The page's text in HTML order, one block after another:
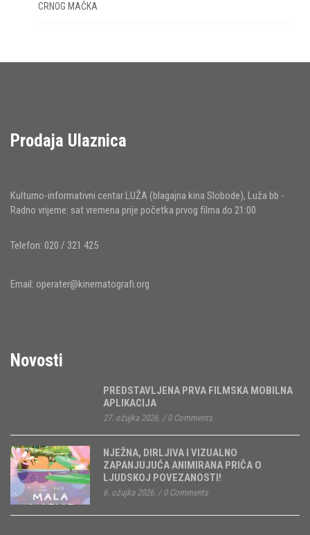
CRNOG MAČKA
Prodaja Ulaznica
Kulturno-informativni centar LUŽA (blagajna kina Slobode), Luža bb -
Radno vrijeme: sat vremena prije početka prvog filma do 21:00
Telefon: 020 / 321 425
Email: operater@kinematografi.org
Novosti
PREDSTAVLJENA PRVA FILMSKA MOBILNA
APLIKACIJA
27. ožujka 2026. / 0 Comments
NJEŽNA, DIRLJIVA I VIZUALNO
ZAPANJUJUĆA ANIMIRANA PRIČA O
LJUDSKOJ POVEZANOSTI!
6. ožujka 2026. / 0 Comments